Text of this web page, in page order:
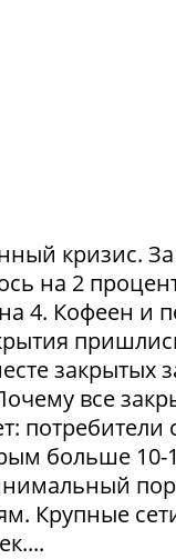
кризис.
на 2
4. Кофеен и
закрытых
все
потребители
больше
Крупные